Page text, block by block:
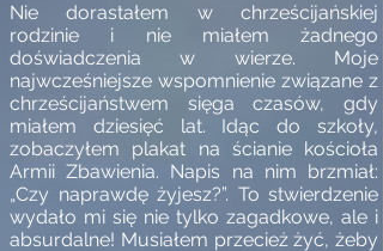
Nie dorastałem w chrześcijańskiej
rodzinie i nie miałem żadnego
doświadczenia w wierze. Moje
najwcześniejsze wspomnienie związane z
chrześcijaństwem sięga czasów, gdy
miałem dziesięć lat. Idąc do szkoły,
zobaczyłem plakat na ścianie kościoła
Armii Zbawienia. Napis na nim brzmiał:
„Czy naprawdę żyjesz?”. To stwierdzenie
wydało mi się nie tylko zagadkowe, ale i
absurdalne! Musiałem przecież żyć, żeby